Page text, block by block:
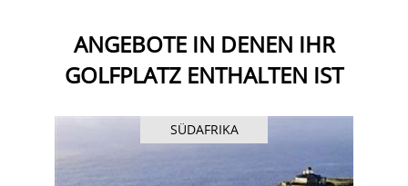
ANGEBOTE IN DENEN IHR
GOLFPLATZ ENTHALTEN IST
SÜDAFRIKA